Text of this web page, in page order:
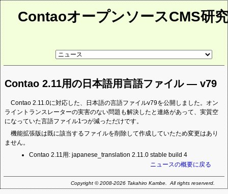
ContaoオープンソースCMS研
リ
ペ
ー
Contao 2.11用の日本語用言語ファイル ― v79
Contao 2.11.0に対応した、日本語の言語ファイルv79を公開しました。オン
ライントランスレーターの実害のない問題も解決したと連絡があって、実質空
になっていた言語ファイル1つが減っただけです。
機能拡張版は既に該当するファイルを削除して作成していたため変更はあり
ません。
Contao 2.11用: japanese_translation 2.11.0 stable build 4
ニュースの概要に戻る
Copyright © 2008-2026 Takahiro Kambe. All rights reserverd.